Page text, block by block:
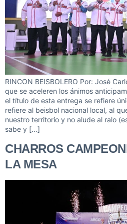
RINCON BEISBOLERO Por: José
que se aceleren los ánimos
el título de esta entrega se refiere
refiere al beisbol nacional local, al
nuestro territorio y no alude al ralo
sabe y […]
CHARROS
LA MESA